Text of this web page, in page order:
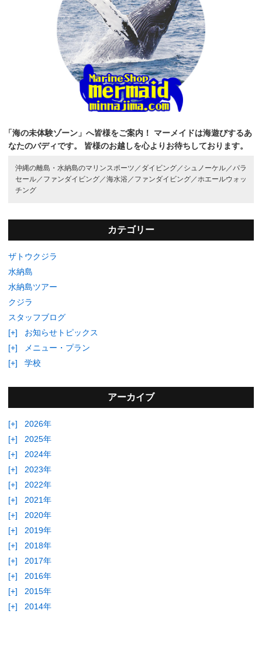
「海の未体験ゾーン」へ皆様をご案内！
マーメイドは海遊びするあ
なたのバディです。
皆様のお越しを心よりお待ちしております。
沖縄の離島・水納島のマリンスポーツ／ ダイビング／ シュノーケル／パラ
セール／ ファンダイビング／海水浴／ ファンダイビング／ホエールウォッ
チング
カテゴリー
ザトウクジラ
水納島
水納島ツアー
クジラ
スタッフブログ
[+]
お知らせトピックス
[+]
メニュー・プラン
[+]
学校
アーカイブ
[+]
2026年
[+]
2025年
[+]
2024年
[+]
2023年
[+]
2022年
[+]
2021年
[+]
2020年
[+]
2019年
[+]
2018年
[+]
2017年
[+]
2016年
[+]
2015年
[+]
2014年